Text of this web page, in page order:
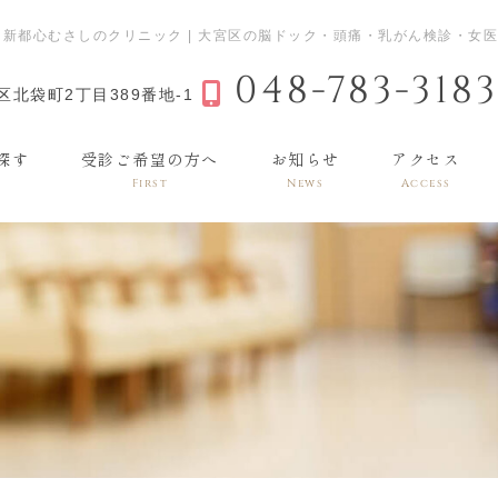
都心むさしのクリニック | 大宮区の脳ドック・頭痛・乳がん検診・女医
北袋町2丁目389番地-1 048-783-3183
す
受診ご希望の方へ
First
お知らせ
News
アクセス
Access